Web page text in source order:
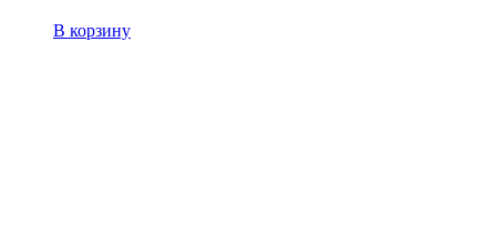
В корзину